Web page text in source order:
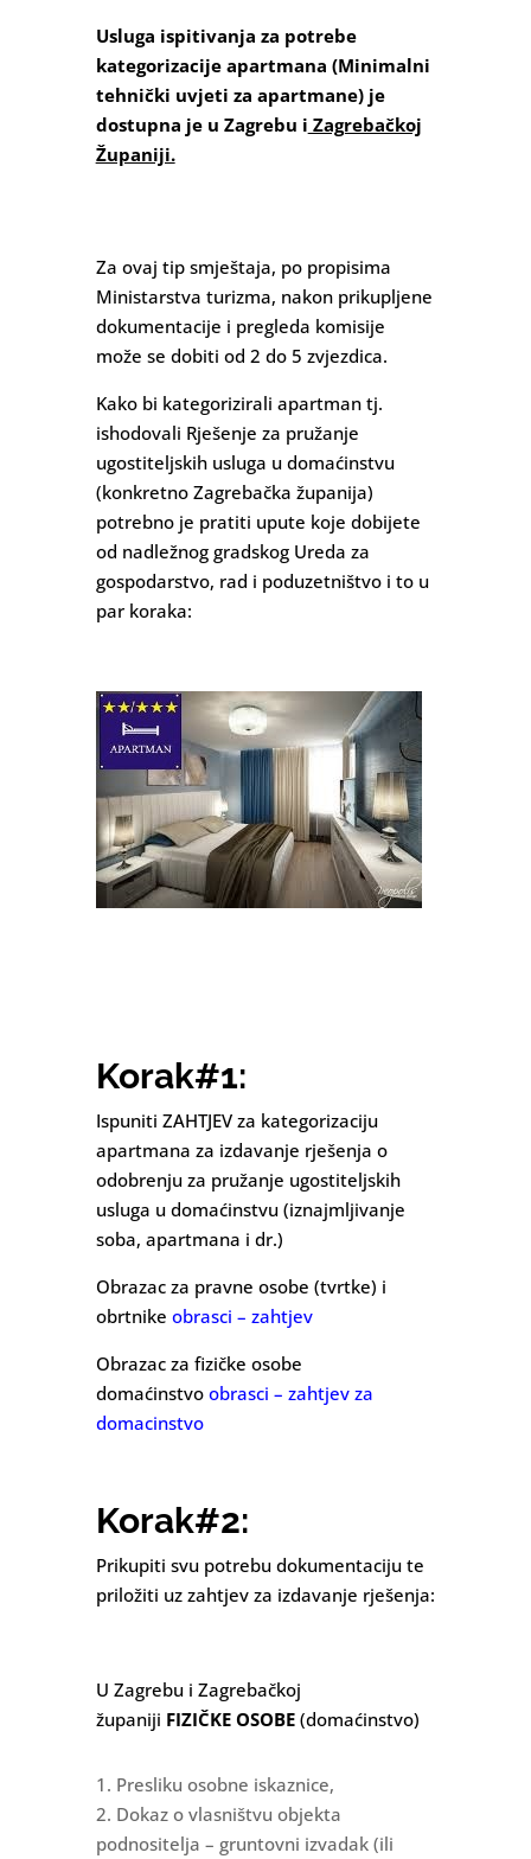
Usluga ispitivanja za potrebe
kategorizacije apartmana (Minimalni
tehnički uvjeti za apartmane) je
dostupna je u Zagrebu i Zagrebačkoj
Županiji.
Za ovaj tip smještaja, po propisima
Ministarstva turizma, nakon prikupljene
dokumentacije i pregleda komisije
može se dobiti od 2 do 5 zvjezdica.
Kako bi kategorizirali apartman tj.
ishodovali Rješenje za pružanje
ugostiteljskih usluga u domaćinstvu
(konkretno Zagrebačka županija)
potrebno je pratiti upute koje dobijete
od nadležnog gradskog Ureda za
gospodarstvo, rad i poduzetništvo i to u
par koraka:
Korak#1:
Ispuniti ZAHTJEV za kategorizaciju
apartmana za izdavanje rješenja o
odobrenju za pružanje ugostiteljskih
usluga u domaćinstvu (iznajmljivanje
soba, apartmana i dr.)
Obrazac za pravne osobe (tvrtke) i
obrtnike obrasci – zahtjev
Obrazac za fizičke osobe
domaćinstvo obrasci – zahtjev za
domacinstvo
Korak#2:
Prikupiti svu potrebu dokumentaciju te
priložiti uz zahtjev za izdavanje rješenja:
U Zagrebu i Zagrebačkoj
županiji FIZIČKE OSOBE(domaćinstvo)
1. Presliku osobne iskaznice,
2. Dokaz o vlasništvu objekta
podnositelja – gruntovni izvadak (ili